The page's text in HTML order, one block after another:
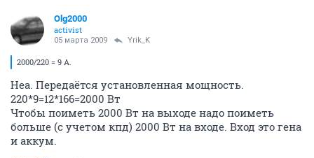
Olg2000
activist
05 марта 2009 Yrik_K
2000/220 = 9 А.
Неа. Передаётся установленная мощность.
220*9=12*166=2000 Вт
Чтобы поиметь 2000 Вт на выходе надо поиметь
больше (с учетом кпд) 2000 Вт на входе. Вход это гена
и аккум.